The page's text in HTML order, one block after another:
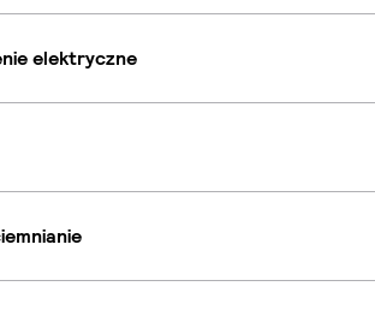
elektryczne